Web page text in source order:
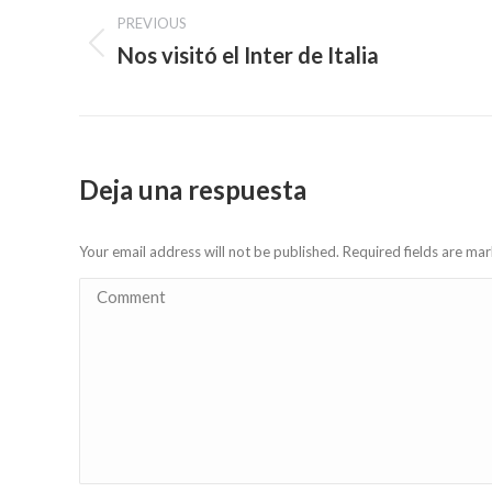
navigation
PREVIOUS
Previous
Nos visitó el Inter de Italia
Deja una respuesta
Your email address will not be published. Required fields are
Comment